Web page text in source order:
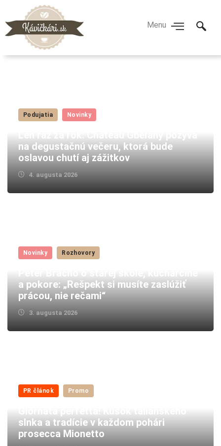
Podujatia Novinky
na degustačnú večeru, ktorá bude
oslavou chutí aj zážitkov
4. augusta 2026
Novinky Rozhovory
a pokore: „Rešpekt si musíte zaslúžiť
prácou, nie rečami“
3. augusta 2026
PR článok Promo
slnka a tradície v každom pohári
prosecca Mionetto